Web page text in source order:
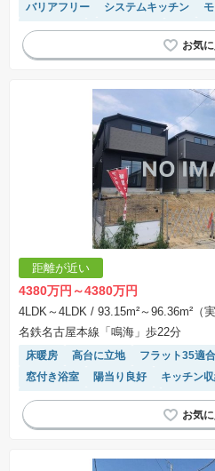
バリアフリー
システムキッチン
浴室乾燥機
対面キッチン
接面道
トイレ2個以上
閑静な住宅地
距離が近い
4380万円～4380万円
4LDK～4LDK / 93.15m²～96.36m²（実
名鉄名古屋本線「鳴海」歩22分
床暖房 高台に立地 フラット35適合
窓付き浴室
陽当り良好 キッチン
モニター付きインターホン
浴室乾燥
トイレ2個以上
閑静な住宅地